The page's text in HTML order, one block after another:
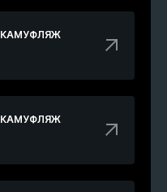
КАМУФЛЯЖ
КАМУФЛЯЖ